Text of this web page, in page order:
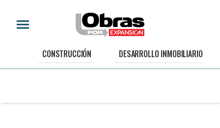
CONSTRUCCIÓN DESARROLLO INMOBILIARIO